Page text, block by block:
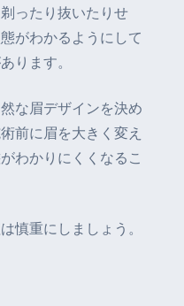
ったり抜いたりせ
がわかるようにして
ります。
な眉デザインを決め
前に眉を大きく変え
わかりにくくなるこ
慎重にしましょう。